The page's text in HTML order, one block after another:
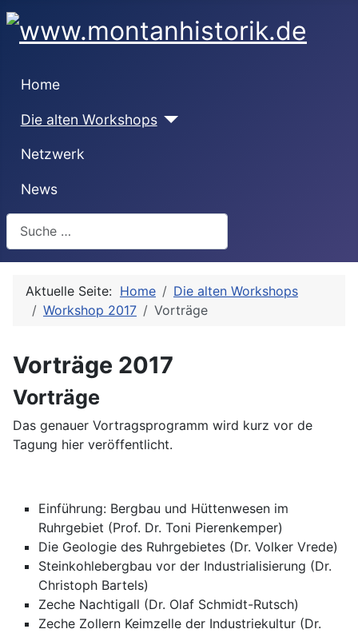
Home
Die alten Workshops
Netzwerk
News
Suchen
Aktuelle Seite: Home
Die alten Workshops
Workshop 2017
Vorträge
Vorträge 2017
Vorträge
Das genauer Vortragsprogramm wird kurz vor de
Tagung hier veröffentlicht.
Einführung: Bergbau und Hüttenwesen im
Ruhrgebiet (Prof. Dr. Toni Pierenkemper)
Die Geologie des Ruhrgebietes (Dr. Volker Vrede)
Steinkohlebergbau vor der Industrialisierung (Dr.
Christoph Bartels)
Zeche Nachtigall (Dr. Olaf Schmidt-Rutsch)
Zeche Zollern Keimzelle der Industriekultur (Dr.